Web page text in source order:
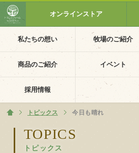
私たちの想い 牧場のご紹介
商品のご紹介 イベント
採用情報
オンラインストア
TOPICS
トピックス
ホーム
トピックス 今日も晴れ
ホーム
私たちの想い
PV動画
イベントカレンダー
イベント一覧
採用情報